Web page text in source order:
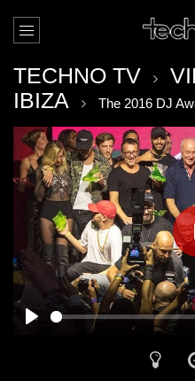
TECHNO TV
IBIZA
The 2016 DJ